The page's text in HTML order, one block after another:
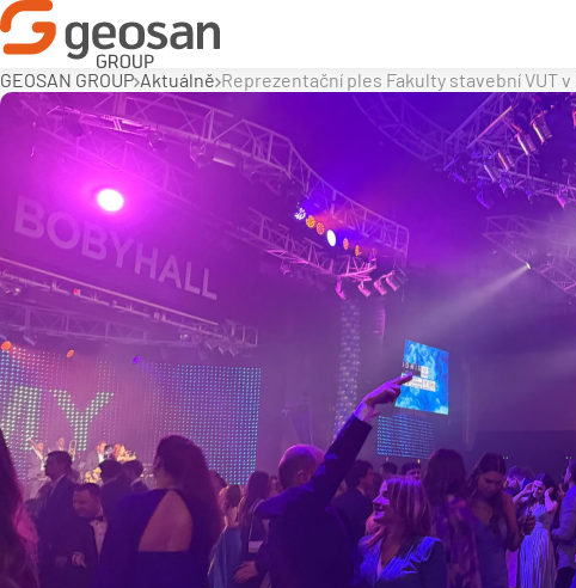
GEOSAN GROUP Aktuálně Reprezentační ples Fakulty stavební VUT v